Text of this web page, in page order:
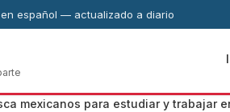
español — actualizado a diario
mexicanos para estudiar y trabajar